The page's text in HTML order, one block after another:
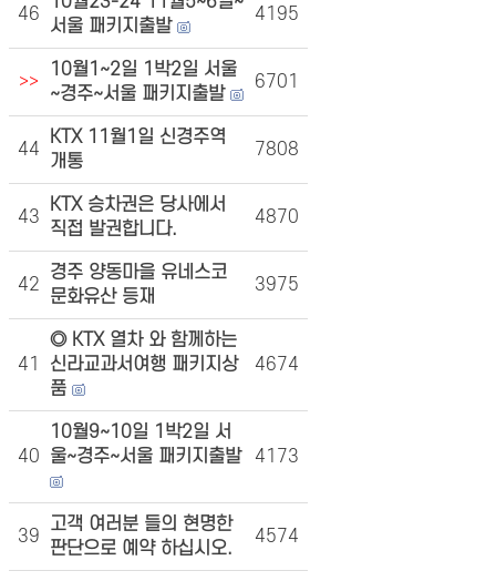
46
서울 패키지출발
4195
>>
10월1~2일 1박2일 서울
~경주~서울 패키지출발
6701
44
KTX 11월1일 신경주역
개통
7808
43
KTX 승차권은 당사에서
직접 발권합니다.
4870
42
경주 양동마을 유네스코
문화유산 등재
3975
41
◎ KTX 열차 와 함께하는
신라교과서여행 패키지상
품
4674
40
10월9~10일 1박2일 서
울~경주~서울 패키지출발
4173
39
고객 여러분 들의 현명한
판단으로 예약 하십시오.
4574